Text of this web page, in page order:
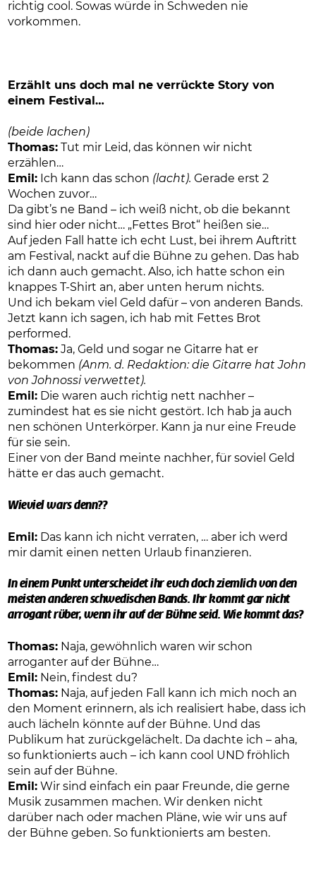
richtig cool. Sowas würde in Schweden nie
vorkommen.
Erzählt uns doch mal ne verrückte Story von
einem Festival…
(beide lachen)
Thomas: Tut mir Leid, das können wir nicht
erzählen…
Emil: Ich kann das schon (lacht). Gerade erst 2
Wochen zuvor…
Da gibt’s ne Band – ich weiß nicht, ob die bekannt
sind hier oder nicht… „Fettes Brot“ heißen sie…
Auf jeden Fall hatte ich echt Lust, bei ihrem Auftritt
am Festival, nackt auf die Bühne zu gehen. Das hab
ich dann auch gemacht. Also, ich hatte schon ein
knappes T-Shirt an, aber unten herum nichts.
Und ich bekam viel Geld dafür – von anderen Bands.
Jetzt kann ich sagen, ich hab mit Fettes Brot
performed.
Thomas: Ja, Geld und sogar ne Gitarre hat er
bekommen (Anm. d. Redaktion: die Gitarre hat John
von Johnossi verwettet).
Emil: Die waren auch richtig nett nachher –
zumindest hat es sie nicht gestört. Ich hab ja auch
nen schönen Unterkörper. Kann ja nur eine Freude
für sie sein.
Einer von der Band meinte nachher, für soviel Geld
hätte er das auch gemacht.
Wieviel wars denn??
Emil: Das kann ich nicht verraten, … aber ich werd
mir damit einen netten Urlaub finanzieren.
In einem Punkt unterscheidet ihr euch doch ziemlich von den
meisten anderen schwedischen Bands. Ihr kommt gar nicht
arrogant rüber, wenn ihr auf der Bühne seid. Wie kommt das?
Thomas: Naja, gewöhnlich waren wir schon
arroganter auf der Bühne…
Emil: Nein, findest du?
Thomas: Naja, auf jeden Fall kann ich mich noch an
den Moment erinnern, als ich realisiert habe, dass ich
auch lächeln könnte auf der Bühne. Und das
Publikum hat zurückgelächelt. Da dachte ich – aha,
so funktionierts auch – ich kann cool UND fröhlich
sein auf der Bühne.
Emil: Wir sind einfach ein paar Freunde, die gerne
Musik zusammen machen. Wir denken nicht
darüber nach oder machen Pläne, wie wir uns auf
der Bühne geben. So funktionierts am besten.